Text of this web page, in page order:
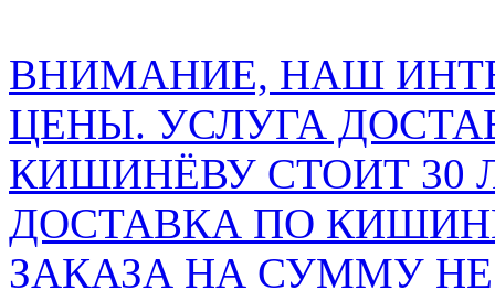
ВНИМАНИЕ, НАШ
ЦЕНЫ. УСЛУГА
КИШИНЁВУ СТОИТ 30
ДОСТАВКА ПО
ЗАКАЗА НА СУММУ НЕ